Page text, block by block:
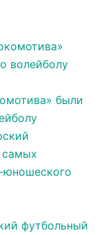
были
футбольный